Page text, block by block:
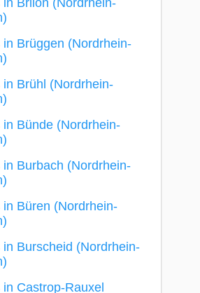
in Brilon (Nordrhein-
Brüggen (Nordrhein-
Brühl (Nordrhein-
Bünde (Nordrhein-
Burbach (Nordrhein-
Büren (Nordrhein-
Burscheid (Nordrhein-
Castrop-Rauxel